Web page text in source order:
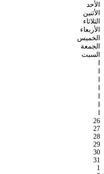
الأحد
الأثنين
الثلاثاء
الأربعاء
الخميس
الجمعة
السبت
ا
ا
ا
ا
ا
ا
ا
26
27
28
29
30
31
1